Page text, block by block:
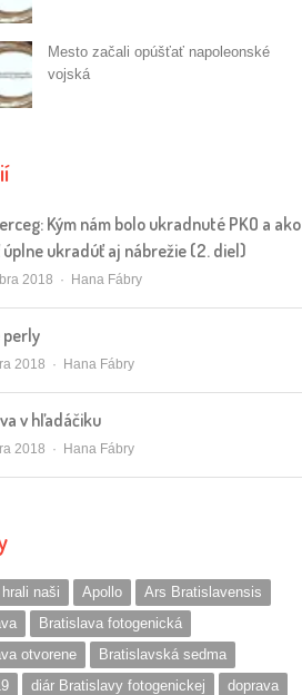
Mesto začali opúšťať napoleonské
vojská
Kým nám bolo ukradnuté PKO a ako
úplne ukradúť aj nábrežie (2. diel)
2018 Autor/ka
Hana Fábry
perly
2018 Autor/ka
Hana Fábry
v hľadáčiku
2018 Autor/ka
Hana Fábry
naši Apollo
Ars Bratislavensis
Bratislava fotogenická
otvorene
Bratislavská sedma
diár Bratislavy fotogenickej
doprava